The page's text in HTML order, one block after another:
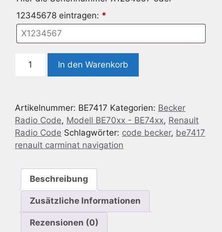
12345678 eintragen: *
Code
Becker
BE7417
Renault
CARMINAT
Menge
In den Warenkorb
Artikelnummer: BE7417 Kategorien: Becker
Radio Code, Modell BE70xx - BE74xx, Renault
Radio Code Schlagwörter: code becker, be7417
renault carminat navigation
Beschreibung
Zusätzliche Informationen
Rezensionen (0)